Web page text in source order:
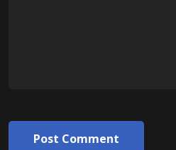
Post Comment